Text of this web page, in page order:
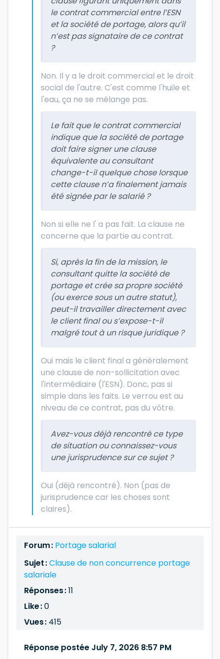
le contrat commercial entre l’ESN
et la société de portage, alors qu’il
n’est pas signataire de ce contrat
?
Non. Il y a le droit commercial et le droit
social de l'autre. C'est comme l'huile et
l'eau, ça ne se mélange pas.
Le fait que le contrat commercial
indique que la société de portage
doit faire signer une clause
équivalente au consultant
change-t-il quelque chose lorsque
cette clause n’a finalement jamais
été signée par le salarié ?
Non si elle ne l' a pas fait. La clause ne
concerne que la partie au contrat.
Si, après la fin de la mission, le
consultant quitte la société de
portage et crée sa propre société
(ou exerce sous un autre statut),
peut-il travailler directement avec
le client final ou s’expose-t-il
malgré tout à un risque juridique ?
Oui mais le client final a généralement
une clause de non-sollicitation avec
l'intermédiaire (l'ESN). Donc, pas si
simple dans les faits. Le verrou est au
niveau de ce contrat, pas du vôtre.
Avez-vous déjà rencontré ce type
de situation ou connaissez-vous
une jurisprudence sur ce sujet ?
Oui (déjà rencontré). Non (pas de
jurisprudence car les choses sont
claires).
Forum : Portage salarial
Sujet :Clause de non concurrence portage
salariale
Réponses :11
Like :0
Vues : 415
Réponse postée July 7, 2026 8:57 PM